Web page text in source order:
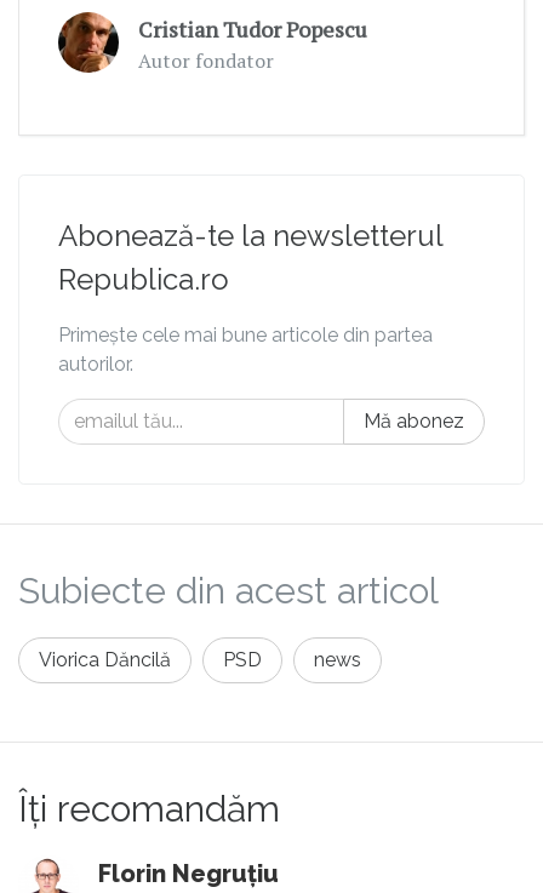
Cristian Tudor Popescu
Autor fondator
Abonează-te la newsletterul
Republica.ro
Primește cele mai bune articole din partea
autorilor.
Mă abonez
Subiecte din acest articol
Viorica Dăncilă PSD news
Îți recomandăm
Florin Negruțiu